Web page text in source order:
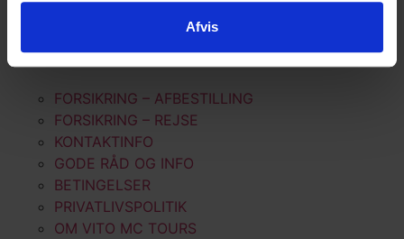
Afvis
GENEREL INFO
FORSIKRING – AFBESTILLING
FORSIKRING – REJSE
KONTAKTINFO
GODE RÅD OG INFO
BETINGELSER
PRIVATLIVSPOLITIK
OM VITO MC TOURS